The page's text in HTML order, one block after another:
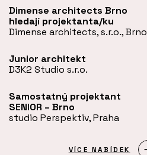
Dimense architects Brno
hledají projektanta/ku
Dimense architects, s.r.o., Brno
Junior architekt
D3K2 Studio s.r.o.
Samostatný projektant
SENIOR – Brno
studio Perspektiv, Praha
VÍCE NABÍDEK